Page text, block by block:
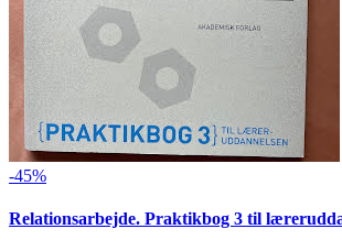
-45%
Relationsarbejde. Praktikbog 3 til